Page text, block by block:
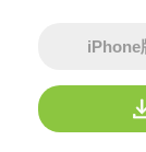
iPhone